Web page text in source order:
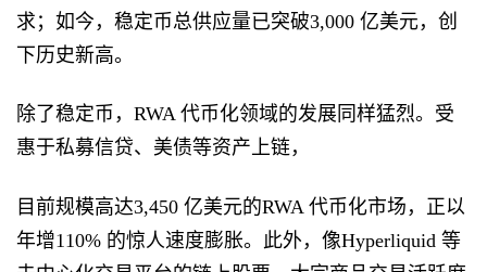
求；如今，稳定币总供应量已突破3,000 亿美元，创
下历史新高。
除了稳定币，RWA 代币化领域的发展同样猛烈。受
惠于私募信贷、美债等资产上链，
目前规模高达3,450 亿美元的RWA 代币化市场，正以
年增110% 的惊人速度膨胀。此外，像Hyperliquid 等